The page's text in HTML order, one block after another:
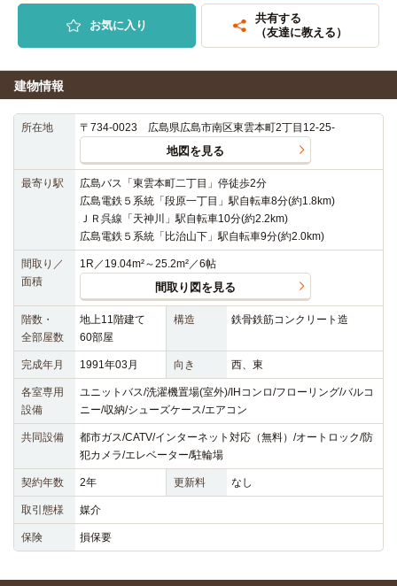
お気に入り
共有する
（友達に教える）
建物情報
所在地 〒734-0023 広島県広島市南区東雲本町2丁目12-25-
地図を見る
最寄り駅
広島バス「東雲本町二丁目」停徒歩2分
広島電鉄５系統「段原一丁目」駅自転車8分(約1.8km)
ＪＲ呉線「天神川」駅自転車10分(約2.2km)
広島電鉄５系統「比治山下」駅自転車9分(約2.0km)
間取り／
面積
1R／19.04m²～25.2m²／6帖
間取り図を見る
階数・
全部屋数
地上11階建て
60部屋
構造 鉄骨鉄筋コンクリート造
完成年月 1991年03月 向き 西、東
各室専用
設備
ユニットバス/洗濯機置場(室外)/IHコンロ/フローリング/バルコ
ニー/収納/シューズケース/エアコン
共同設備
都市ガス/CATV/インターネット対応（無料）/オートロック/防
犯カメラ/エレベーター/駐輪場
契約年数 2年 更新料 なし
取引態様 媒介
保険 損保要